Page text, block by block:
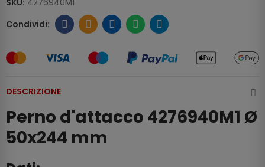
SKU: 4276940M1
DESCRIZIONE
Perno d'attacco 4276940M1 Ø
50x244 mm